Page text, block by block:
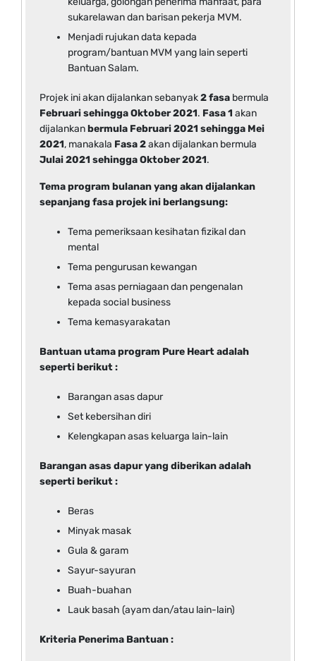
sukarelawan dan barisan pekerja MVM.
Menjadi rujukan data kepada
program/bantuan MVM yang lain seperti
Bantuan Salam.
Projek ini akan dijalankan sebanyak2 fasa bermula
Februari sehingga Oktober 2021. Fasa 1 akan
dijalankanbermula Februari 2021 sehingga Mei
2021, manakala Fasa 2akan dijalankan bermula
Julai 2021 sehingga Oktober 2021.
Tema program bulanan yang akan dijalankan
sepanjang fasa projek ini berlangsung:
Tema pemeriksaan kesihatan fizikal dan
mental
Tema pengurusan kewangan
Tema asas perniagaan dan pengenalan
kepada social business
Tema kemasyarakatan
Bantuan utama program Pure Heart adalah
seperti berikut :
Barangan asas dapur
Set kebersihan diri
Kelengkapan asas keluarga lain-lain
Barangan asas dapur yang diberikan adalah
seperti berikut :
Beras
Minyak masak
Gula & garam
Sayur-sayuran
Buah-buahan
Lauk basah (ayam dan/atau lain-lain)
Kriteria Penerima Bantuan :